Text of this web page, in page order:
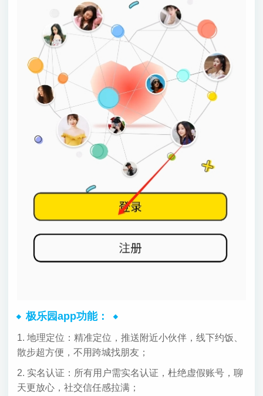
极乐园app功能：
1. 地理定位：精准定位，推送附近小伙伴，线下约饭、
散步超方便，不用跨城找朋友；
2. 实名认证：所有用户需实名认证，杜绝虚假账号，聊
天更放心，社交信任感拉满；